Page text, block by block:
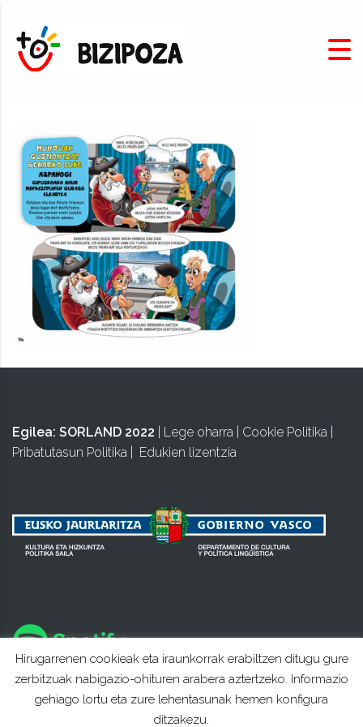
Egilea: SORLAND 2022 Lege oharra Cookie Politika
Pribatutasun Politika
Edukien lizentzia
Hirugarrenen cookieak eta iraunkorrak erabiltzen ditugu gure
zerbitzuak nabigazio-ohituren arabera aztertzeko. Informazio
gehiago lortu eta zure lehentasunak hemen konfigura
ditzakezu.